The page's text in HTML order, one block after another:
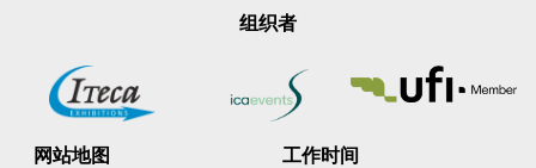
组织者
网站地图
工作时间